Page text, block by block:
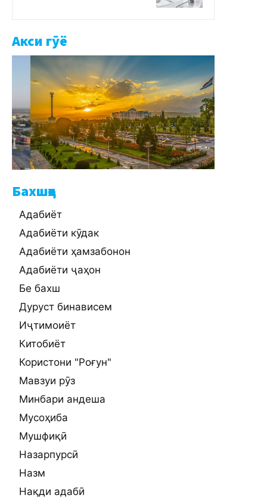
Акси гӯё
Бахшҳо
Адабиёт
Адабиёти кӯдак
Адабиёти ҳамзабонон
Адабиёти ҷаҳон
Бе бахш
Дуруст бинависем
Иҷтимоиёт
Китобиёт
Користони "Роғун"
Мавзуи рӯз
Минбари андеша
Мусоҳиба
Мушфиқӣ
Назарпурсӣ
Назм
Нақди адабӣ